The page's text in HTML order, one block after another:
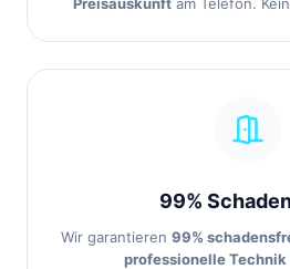
99%
Wir garantieren 99%
professionelle Technik